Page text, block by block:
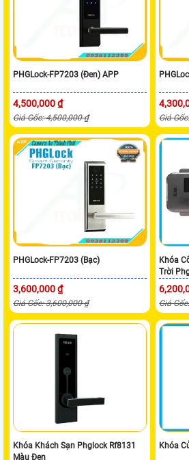
PHGLock-FP7203 (Đen) APP
4,500,000 ₫
Giá Gốc: 4,500,000 ₫ Giá
PHGLock-FP7203 (Bạc)
3,600,000 ₫
Giá Gốc: 3,600,000 ₫
Khóa
Trời
Giá
Khóa Khách Sạn Phglock Rf8131
Màu Đen
Khóa